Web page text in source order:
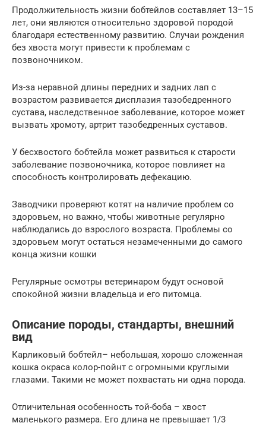
Продолжительность жизни бобтейлов составляет 13–15
лет, они являются относительно здоровой породой
благодаря естественному развитию. Случаи рождения
без хвоста могут привести к проблемам с
позвоночником.
Из-за неравной длины передних и задних лап с
возрастом развивается дисплазия тазобедренного
сустава, наследственное заболевание, которое может
вызвать хромоту, артрит тазобедренных суставов.
У бесхвостого бобтейла может развиться к старости
заболевание позвоночника, которое повлияет на
способность контролировать дефекацию.
Заводчики проверяют котят на наличие проблем со
здоровьем, но важно, чтобы животные регулярно
наблюдались до взрослого возраста. Проблемы со
здоровьем могут остаться незамеченными до самого
конца жизни кошки
Регулярные осмотры ветеринаром будут основой
спокойной жизни владельца и его питомца.
Описание породы, стандарты, внешний
вид
Карликовый бобтейл– небольшая, хорошо сложенная
кошка окраса колор-пойнт с огромными круглыми
глазами. Такими не может похвастать ни одна порода.
Отличительная особенность той-боба – хвост
маленького размера. Его длина не превышает 1/3